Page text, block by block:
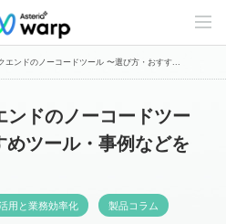
C
n
e
エンドのノーコードツール 〜選び方・おすす...
ンドのノーコードツー
ツール・事例などを
用と業務効率化 製品コラム